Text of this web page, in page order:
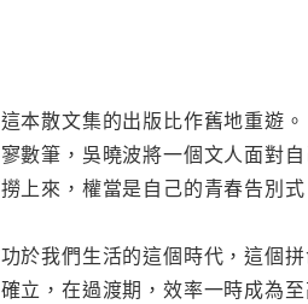
本散文集的出版比作舊地重遊
數筆，吳曉波將一個文人面對
上來，權當是自己的青春告別式
於我們生活的這個時代，這個
立，在過渡期，效率一時成為